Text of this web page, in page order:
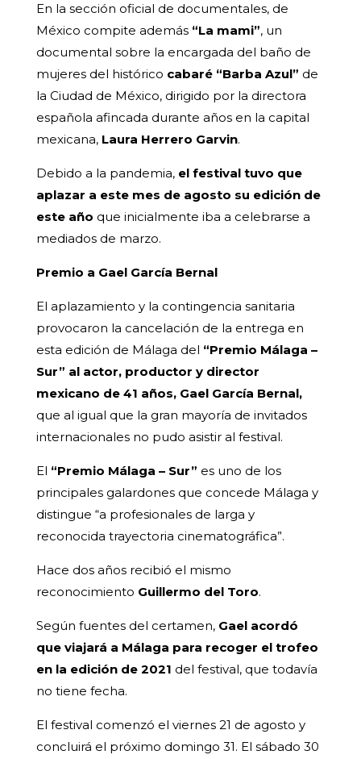
En la sección oficial de documentales, de
México compite además “La mami”, un
documental sobre la encargada del baño de
mujeres del histórico cabaré “Barba Azul” de
la Ciudad de México, dirigido por la directora
española afincada durante años en la capital
mexicana, Laura Herrero Garvin.
Debido a la pandemia, el festival tuvo que
aplazar a este mes de agosto su edición de
este año que inicialmente iba a celebrarse a
mediados de marzo.
Premio a Gael García Bernal
El aplazamiento y la contingencia sanitaria
provocaron la cancelación de la entrega en
esta edición de Málaga del “Premio Málaga –
Sur” al actor, productor y director
mexicano de 41 años, Gael García Bernal,
que al igual que la gran mayoría de invitados
internacionales no pudo asistir al festival.
El “Premio Málaga – Sur” es uno de los
principales galardones que concede Málaga y
distingue “a profesionales de larga y
reconocida trayectoria cinematográfica”.
Hace dos años recibió el mismo
reconocimiento Guillermo del Toro.
Según fuentes del certamen, Gael acordó
que viajará a Málaga para recoger el trofeo
en la edición de 2021 del festival, que todavía
no tiene fecha.
El festival comenzó el viernes 21 de agosto y
concluirá el próximo domingo 31. El sábado 30